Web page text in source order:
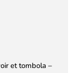
et tombola –